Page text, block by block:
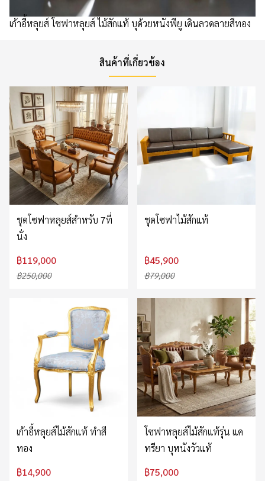
เก้าอี้หลุยส์​ โซฟาหลุยส์ ไม้สักแท้ บุด้วยหนังพียู เดินลวดลายสีทอง
สินค้าที่เกี่ยวข้อง
ชุดโซฟาหลุยส์สำหรับ 7ที่
นั่ง
฿119,000
฿250,000
ชุดโซฟาไม้สักแท้
฿45,900
฿79,000
เก้าอี้หลุยส์ไม้สักแท้ ทำสี
ทอง
฿14,900
โซฟาหลุยส์ไม้สักแท้รุ่น แค
ทรียา บุหนังวัวแท้
฿75,000